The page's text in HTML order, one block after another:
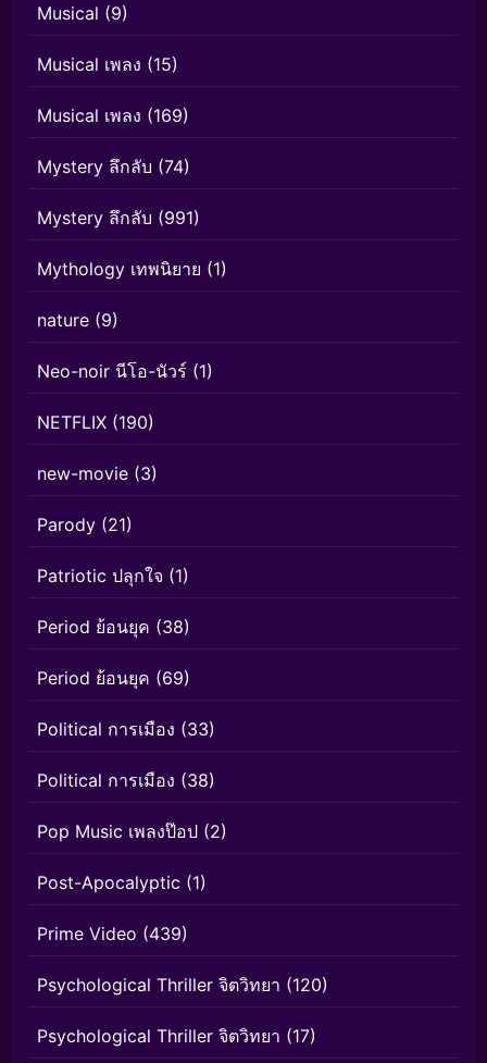
Musical (9)
Musical เพลง (15)
Musical เพลง (169)
Mystery ลึกลับ (74)
Mystery ลึกลับ (991)
Mythology เทพนิยาย (1)
nature (9)
Neo-noir นีโอ-นัวร์ (1)
NETFLIX (190)
new-movie (3)
Parody (21)
Patriotic ปลุกใจ (1)
Period ย้อนยุค (38)
Period ย้อนยุค (69)
Political การเมือง (33)
Political การเมือง (38)
Pop Music เพลงป๊อป (2)
Post-Apocalyptic (1)
Prime Video (439)
Psychological Thriller จิตวิทยา (120)
Psychological Thriller จิตวิทยา (17)